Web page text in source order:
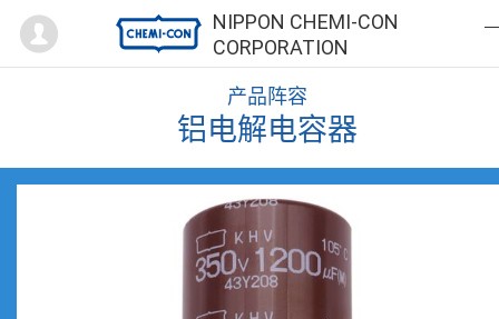
NIPPON CHEMI-CON
CORPORATION
Mypage
产品阵容
铝电解电容器